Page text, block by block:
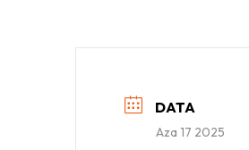
DATA
Aza 17 2025